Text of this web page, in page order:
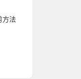
方法